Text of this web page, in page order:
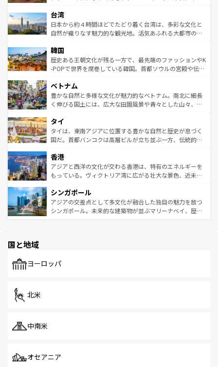
ならではの贅沢な旅のスタイルだ。 なお、新着のアメリカ
情報はコンテンツ一覧を参照してほしい。
れるおもてなしの心で訪れる人々を迎えてくれるハワイの
人々、おいしいローカルフードやハワイアンミュージッ
ク、伝統的なフラダンスなど、すべてがハワイの魅力を彩
ワイを、存分に味わってほしい。 なお、新着のハワイ情報
はコンテンツ一覧を参照してほしい。
リアリーフや大陸中央部にそびえるウルル（エアーズロッ
ク）、タスマニアの美しい原生林やケアンズの熱帯雨林な
ど、見どころがたくさん。また、カフェやワイン、オージ
いる。アクティビティも充実しており、サーフィンやダイ
ビング、ハイキングなど、アウトドア好きにはたまらな
い。オーストラリアの多彩な魅力を存分に味わいつくそ
参照してほしい。
台湾
日本から約４時間ほどでたどり着く台湾は、多彩な文化と
自然が織りなす魅力的な観光地。活気あふれる大都市の台
ン）、静ひつな山岳地帯である台湾東部など、都市の喧騒
と山間の静けさが共存しており、訪れる人に新しい発見と
驚きをもたらしてくれる。また、奥深い台湾の食文化も魅
容にもいいと評判のスイーツなど、バラエティ豊かな料理
が味わえる。 なお、新着の台湾情報は コンテンツ一覧を参
照してほしい。
韓国
歴史ある王朝文化が残る一方で、最先端のファッションやK
-POPで世界を席巻している韓国。首都ソウルの宮殿や伝統
き、地方に足を延ばせば四季折々の自然美を楽しむことが
できる。そして、キムチや焼肉、絶品のストリートフード
まで、さまざまな韓国料理が待っている。夜には、韓国な
リティに包まれながら、韓国の多彩な魅力を心ゆくまで味
わってみてほしい。 なお、新着の韓国情報はコンテンツ一
覧を参照してほしい。
ベトナム
豊かな自然と多様な文化が魅力的なベトナム。南北に細長
く伸びる国土には、広大な田園風景や青々とした山々、世
急速な発展と共に伝統が息づく。ハノイの古い町並みやホ
ーチミン市のフランス統治時代の建物も、独特の雰囲気を
醸し出している。また、バラエティの豊かさとおいしさで
とつ。フォーやバインミー、ベトナムコーヒーなどは、ぜ
ひ現地で味わいたい。どの地域を訪れてもあたたかい人々
が旅行者を迎えてくれるので、きっと忘れられない旅にな
参照してほしい。
タイ
タイは、東南アジアに位置する豊かな自然と歴史が息づく
国だ。首都バンコクは高層ビルが立ち並ぶ一方、伝統的な
の活気が交差している。北部ではチェンマイなどの山岳地
帯で自然と触れ合い、南部ではプーケットやクラビの美し
いビーチでリゾート気分を楽しむことができる。タイ料理
激する。気候は一年中温暖で、どの季節にも異なる楽しみ
が待っている。親しみやすいタイの人々、仏教を中心とし
た文化、そして多様な観光資源が、訪れる旅人を魅了し続
香港
アジアと西洋の文化が交わる香港は、特有のエネルギーを
もっている。ヴィクトリア湾に広がる壮大な景色、近未来
み、どこを訪れても感動するはず。観光スポットが密集し
ており、効率よく見どころを回れるのも魅力。息をのむよ
うな絶景から文化的な体験まで、香港を存分に楽しみ尽く
シンガポール
アジアの交差点として多文化が融合した独自の魅力を放つ
シンガポール。未来的な建築物が並ぶマリーナベイ、歴史
で、ホーカーズは地元の風情を楽しめる外せないスポット
国と地域
ヨーロッパ
北米
中南米
オセアニア